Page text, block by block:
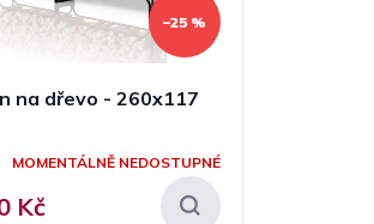
–25 %
na dřevo - 260x117
MOMENTÁLNĚ NEDOSTUPNÉ
Kč